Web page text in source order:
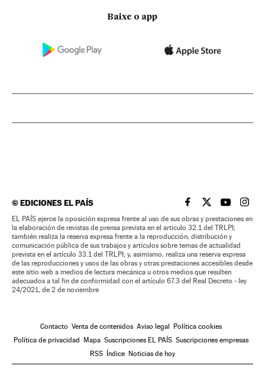
Baixe o app
©EDICIONES EL PAÍS EL PAÍS BRASIL EN
EL PAÍSEL PAÍS
EL
EL PAÍS ejerce la oposición expresa frente al uso de sus obras y prestaciones en
la elaboración de revistas de prensa prevista en el artículo 32.1 del TRLPI;
también realiza la reserva expresa frente a la reproducción, distribución y
comunicación pública de sus trabajos y artículos sobre temas de actualidad
prevista en el artículo 33.1 del TRLPI; y, asimismo, realiza una reserva expresa
de las reproducciones y usos de las obras y otras prestaciones accesibles desde
este sitio web a medios de lectura mecánica u otros medios que resulten
adecuados a tal fin de conformidad con el artículo 67.3 del Real Decreto - ley
24/2021, de 2 de noviembre
Contacto Venta de contenidos Aviso legal Política cookies
Política de privacidad Mapa Suscripciones EL PAÍS Suscripciones empresas
RSS Índice Noticias de hoy